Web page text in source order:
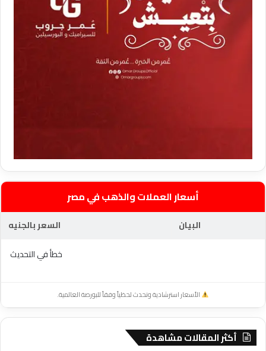
أسعار العملات والذهب في مصر
البيان
السعر بالجنيه
خطأ في التحديث
الأسعار استرشادية وتحدث لحظياً وفقاً للبورصة العالمية.
أكثر المقالات مشاهدة